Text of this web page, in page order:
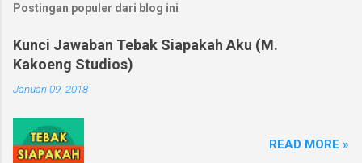
Postingan populer dari blog ini
Kunci Jawaban Tebak Siapakah Aku (M.
Kakoeng Studios)
Januari 09, 2018
READ MORE »